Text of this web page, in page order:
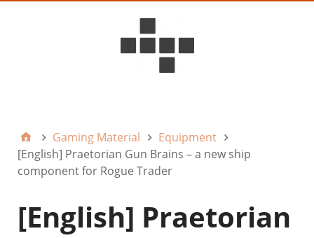
Gaming Material
Equipment
[English] Praetorian Gun Brains – a new ship
component for Rogue Trader
[English] Praetorian